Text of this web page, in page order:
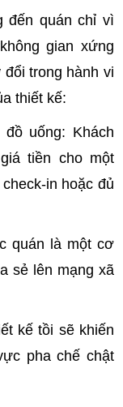
đến quán chỉ vì
gian xứng
trong hành vi
thiết kế:
uống: Khách
tiền cho một
in hoặc đủ
quán là một cơ
sẻ lên mạng xã
kế tồi sẽ khiến
pha chế chật